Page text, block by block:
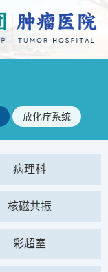
放化疗系统
病理科
核磁共振
彩超室